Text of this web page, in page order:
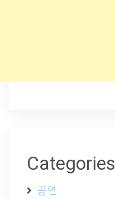
Categories
공연